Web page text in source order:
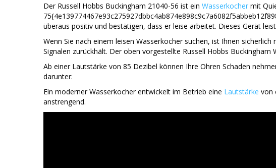
Der Russell Hobbs Buckingham 21040-56 ist ein Wasserkocher mit
überaus positiv und bestätigen, dass er leise arbeitet. Dieses Gerät
Wenn Sie nach einem leisen Wasserkocher suchen, ist Ihnen
Signalen zurückhält. Der oben vorgestellte Russell Hobbs
Ab einer Lautstärke von 85 Dezibel können Ihre Ohren Schaden
darunter:
Ein moderner Wasserkocher entwickelt im Betrieb eine Lautstärke von
anstrengend.